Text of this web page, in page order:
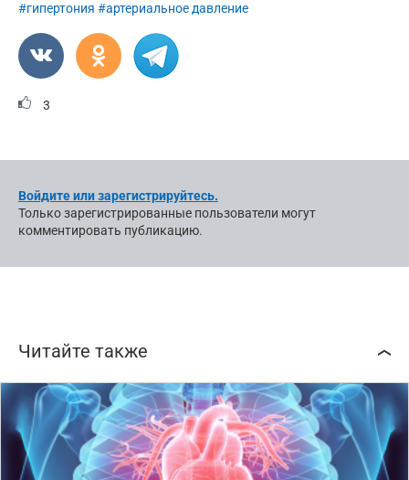
#гипертония #артериальное давление
3
Войдите или зарегистрируйтесь.
Только зарегистрированные пользователи могут
комментировать публикацию.
Читайте также